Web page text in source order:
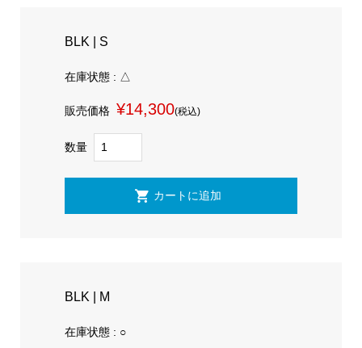
BLK | S
在庫状態 : △
販売価格 ¥14,300(税込)
数量
BLK | M
在庫状態 : ○